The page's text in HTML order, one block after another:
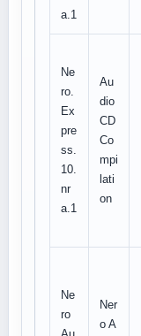
a.1
Ne
ro.
Ex
pre
ss.
10.
nr
a.1
Au
dio
CD
Co
mpi
lati
on
Ne
ro
Ner
o A